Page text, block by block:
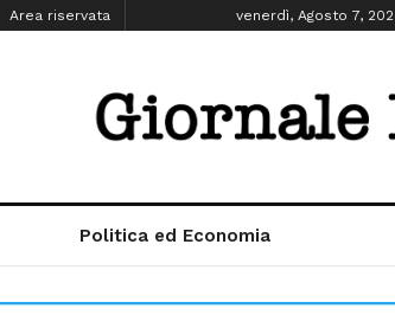
Area riservata venerdì, Agosto 7,
Politica ed Economia